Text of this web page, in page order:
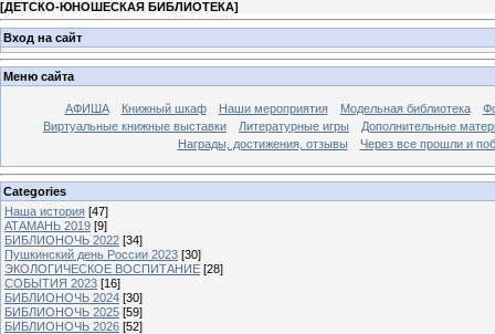
[ДЕТСКО-ЮНОШЕСКАЯ БИБЛИОТЕКА]
Вход на сайт
Меню сайта
АФИША Книжный шкаф Наши мероприятия Модельная библиотека
Виртуальные книжные выставки
Литературные игры
Дополнительные
Награды, достижения, отзывы
Через все прошли и
Categories
Наша история [47]
АТАМАНЬ 2019 [9]
БИБЛИОНОЧЬ 2022 [34]
Пушкинский день России 2023 [30]
ЭКОЛОГИЧЕСКОЕ ВОСПИТАНИЕ [28]
СОБЫТИЯ 2023 [16]
БИБЛИОНОЧЬ 2024 [30]
БИБЛИОНОЧЬ 2025 [59]
БИБЛИОНОЧЬ 2026 [52]